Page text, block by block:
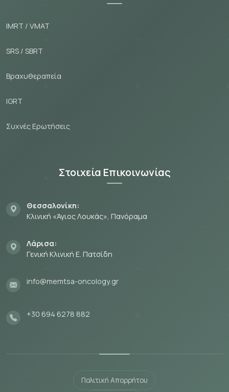
IMRT / VMAT
SRS / SBRT
Βραχυθεραπεία
IGRT
Συχνές Ερωτήσεις
Στοιχεία Επικοινωνίας
Θεσσαλονίκη:
Κλινική «Άγιος Λουκάς», Πανόραμα
Λάρισα:
Γενική Κλινική Ε. Πατσίδη
info@memtsa-oncology.gr
+30 694 6278 882
Πολιτική Απορρήτου